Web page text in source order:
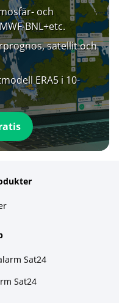
och
BNL+etc.
satellit och
ERA5 i 10-
Sat24
Sat24